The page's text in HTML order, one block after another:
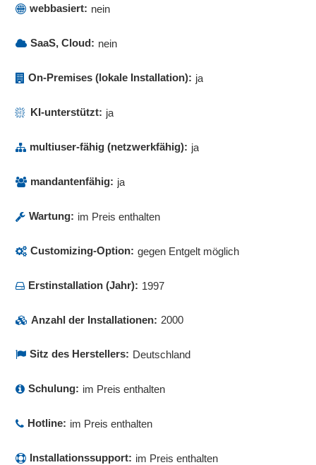
webbasiert: nein
SaaS, Cloud: nein
On-Premises (lokale Installation): ja
KI-unterstützt: ja
multiuser-fähig (netzwerkfähig): ja
mandantenfähig: ja
Wartung: im Preis enthalten
Customizing-Option: gegen Entgelt möglich
Erstinstallation (Jahr): 1997
Anzahl der Installationen: 2000
Sitz des Herstellers: Deutschland
Schulung: im Preis enthalten
Hotline: im Preis enthalten
Installationssupport: im Preis enthalten